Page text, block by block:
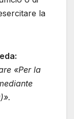
la
«Per la